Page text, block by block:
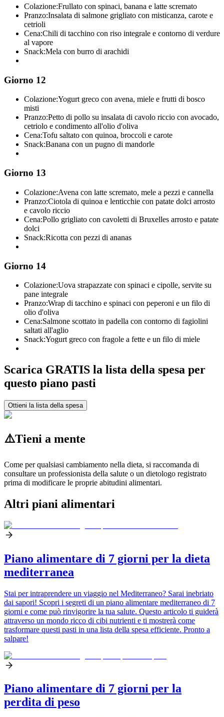
Colazione:Frullato con spinaci, banana e latte scremato
Pranzo:Insalata di salmone grigliato con misticanza, carote e
cetrioli
Cena:Chili di tacchino con riso integrale e contorno di verdure
al vapore
Snack:Mela con burro di arachidi
Giorno 12
Colazione:Yogurt greco con avena, miele e frutti di bosco
misti
Pranzo:Petto di pollo su insalata di cavolo riccio con avocado,
cetriolo e condimento all'olio d'oliva
Cena:Tofu saltato con quinoa, broccoli e carote
Snack:Banana con un pugno di mandorle
Giorno 13
Colazione:Avena con latte scremato, mele a pezzi e cannella
Pranzo:Ciotola di quinoa e lenticchie con patate dolci arrosto
e cavolo riccio
Cena:Pollo grigliato con cavoletti di Bruxelles arrosto e patate
dolci
Snack:Ricotta con pezzi di ananas
Giorno 14
Colazione:Uova strapazzate con spinaci e cipolle, servite su
pane integrale
Pranzo:Wrap di tacchino e spinaci con peperoni e un filo di
olio d'oliva
Cena:Salmone scottato in padella con contorno di fagiolini
saltati all'aglio
Snack:Yogurt greco con fragole a fette e un filo di miele
Scarica GRATIS la lista della spesa per
questo piano pasti
Ottieni la lista della spesa
⚠️Tieni a mente
Come per qualsiasi cambiamento nella dieta, si raccomanda di
consultare un professionista della salute o un dietologo registrato
prima di modificare le proprie abitudini alimentari.
Altri piani alimentari
Piano alimentare di 7 giorni per la dieta
mediterranea
Stai per intraprendere un viaggio nel Mediterraneo? Sarai inebriato
dai sapori! Scopri i segreti di un piano alimentare mediterraneo di 7
giorni e come può rinvigorire la tua salute. Questo articolo ti guiderà
attraverso un mondo ricco di cibi nutrienti e ti mostrerà come
trasformare questi pasti in una lista della spesa efficiente. Pronto a
salpare!
Piano alimentare di 7 giorni per la
perdita di peso